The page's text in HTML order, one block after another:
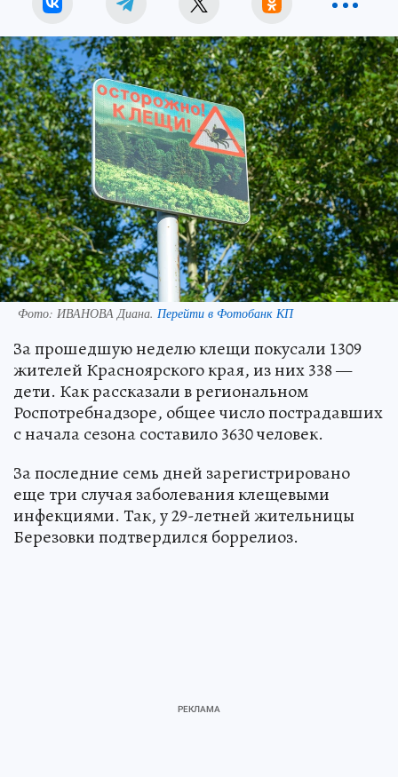
Фото: ИВАНОВА Диана. Перейти в Фотобанк КП
За прошедшую неделю клещи покусали 1309
жителей Красноярского края, из них 338 —
дети. Как рассказали в региональном
Роспотребнадзоре, общее число пострадавших
с начала сезона составило 3630 человек.
За последние семь дней зарегистрировано
еще три случая заболевания клещевыми
инфекциями. Так, у 29-летней жительницы
Березовки подтвердился боррелиоз.